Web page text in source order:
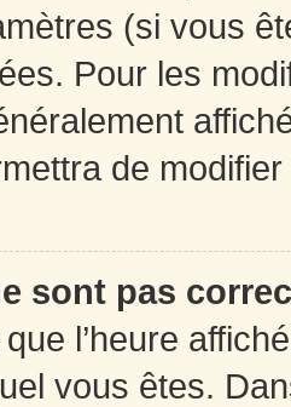
(si vous
Pour les
de
sont pas
l’heure
vous êtes.